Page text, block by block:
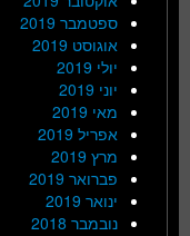
ספטמבר 2019
אוגוסט 2019
יולי 2019
יוני 2019
מאי 2019
אפריל 2019
מרץ 2019
פברואר 2019
ינואר 2019
נובמבר 2018